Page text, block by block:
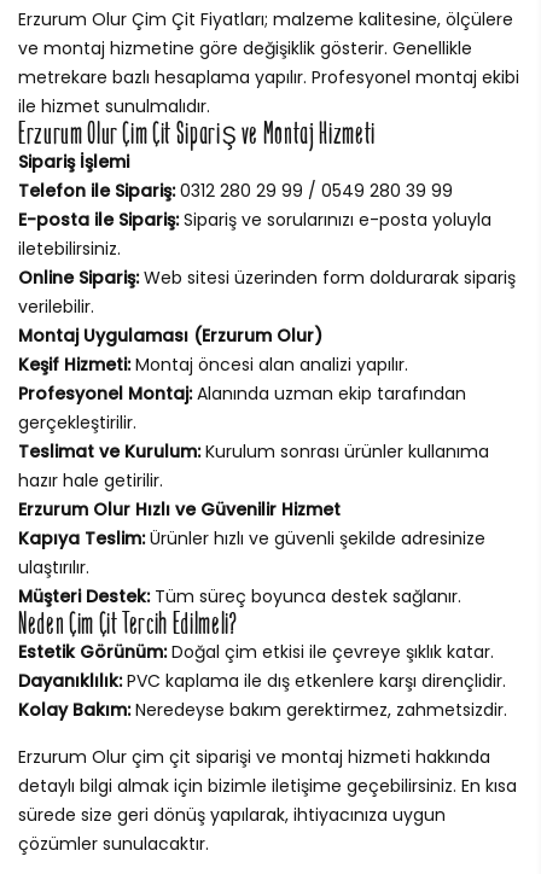
Erzurum Olur Çim Çit Fiyatları; malzeme kalitesine, ölçülere
ve montaj hizmetine göre değişiklik gösterir. Genellikle
metrekare bazlı hesaplama yapılır. Profesyonel montaj ekibi
ile hizmet sunulmalıdır.
Erzurum Olur Çim Çit Sipariş ve Montaj Hizmeti
Sipariş İşlemi
Telefon ile Sipariş:0312 280 29 99 / 0549 280 39 99
E-posta ile Sipariş:Sipariş ve sorularınızı e-posta yoluyla
iletebilirsiniz.
Online Sipariş:Web sitesi üzerinden form doldurarak sipariş
verilebilir.
Montaj Uygulaması (Erzurum Olur)
Keşif Hizmeti:Montaj öncesi alan analizi yapılır.
Profesyonel Montaj:Alanında uzman ekip tarafından
gerçekleştirilir.
Teslimat ve Kurulum:Kurulum sonrası ürünler kullanıma
hazır hale getirilir.
Erzurum Olur Hızlı ve Güvenilir Hizmet
Kapıya Teslim:Ürünler hızlı ve güvenli şekilde adresinize
ulaştırılır.
Müşteri Destek:Tüm süreç boyunca destek sağlanır.
Neden Çim Çit Tercih Edilmeli?
Estetik Görünüm:Doğal çim etkisi ile çevreye şıklık katar.
Dayanıklılık:PVC kaplama ile dış etkenlere karşı dirençlidir.
Kolay Bakım:Neredeyse bakım gerektirmez, zahmetsizdir.
Erzurum Olur çim çit siparişi ve montaj hizmeti hakkında
detaylı bilgi almak için bizimle iletişime geçebilirsiniz. En kısa
sürede size geri dönüş yapılarak, ihtiyacınıza uygun
çözümler sunulacaktır.